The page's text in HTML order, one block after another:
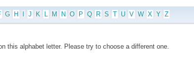
G H J K L M N O P Q R S T U V W X Y Z
this alphabet letter. Please try to choose a different one.